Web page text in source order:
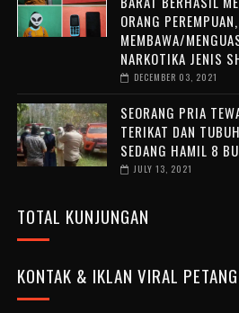
ORANG
MEMBAWA/
NARKOTIKA JENIS
DECEMBER 03, 2021
SEORANG PRIA
TERIKAT DAN
SEDANG HAMIL 8
JULY 13, 2021
TOTAL KUNJUNGAN
KONTAK & IKLAN VIRAL PETANG